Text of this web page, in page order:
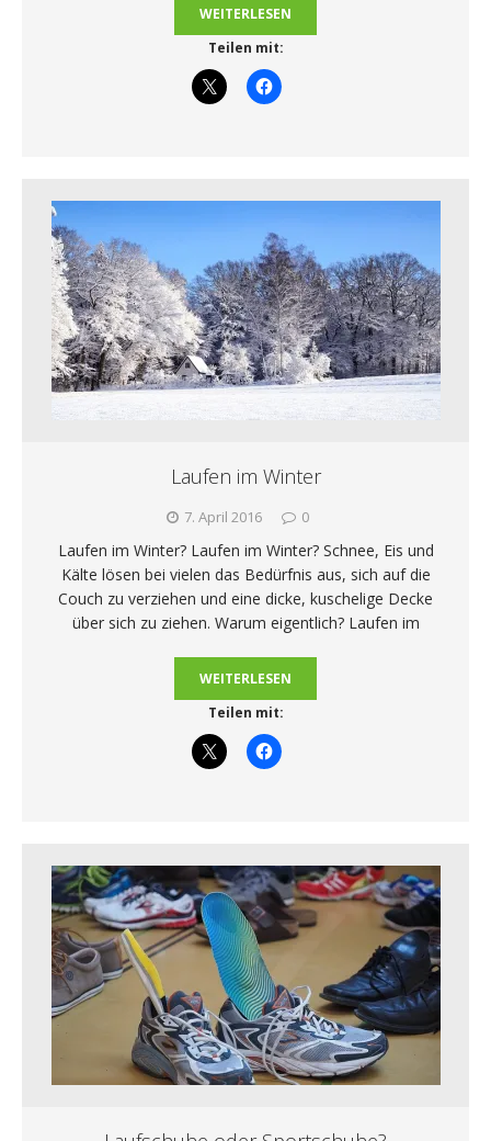
WEITERLESEN
Teilen mit:
Laufen im Winter
7. April 2016 0
Laufen im Winter? Laufen im Winter? Schnee, Eis und
Kälte lösen bei vielen das Bedürfnis aus, sich auf die
Couch zu verziehen und eine dicke, kuschelige Decke
über sich zu ziehen. Warum eigentlich? Laufen im
WEITERLESEN
Teilen mit: